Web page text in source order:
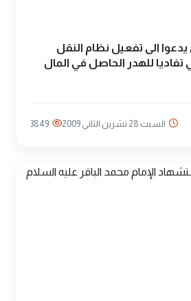
يدعوا الى تفعيل نظام النقل
تفاديا للهدر الحاصل في المال
السبت 28 تشرين الثاني 2009 3849